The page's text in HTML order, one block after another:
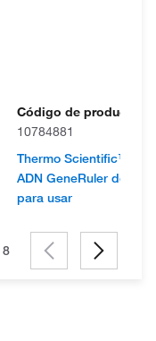
Código de producto
10784881
Thermo Scientific™
ADN GeneRuler de
para usar
8